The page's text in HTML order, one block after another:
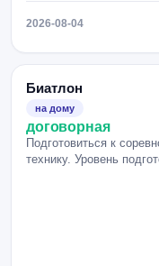
2026-08-04
Биатлон
на дому
договорная
Подготовиться к
технику. Уровень